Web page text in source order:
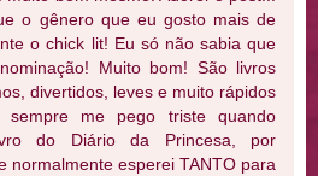
o gênero que eu gosto mais de
o chick lit! Eu só não sabia que
Muito bom! São livros
divertidos, leves e muito rápidos
me pego triste quando
do Diário da Princesa, por
normalmente esperei TANTO para